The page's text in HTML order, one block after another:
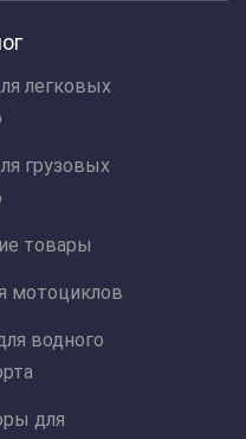
легковых
грузовых
товары
мотоциклов
водного
для